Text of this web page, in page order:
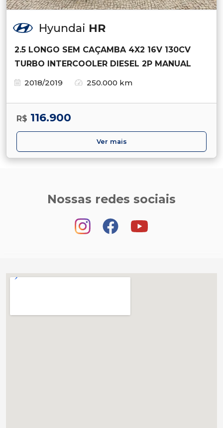
Hyundai HR
2.5 LONGO SEM CAÇAMBA 4X2 16V 130CV
TURBO INTERCOOLER DIESEL 2P MANUAL
2018/2019
250.000 km
R$ 116.900
Ver mais
Nossas redes sociais